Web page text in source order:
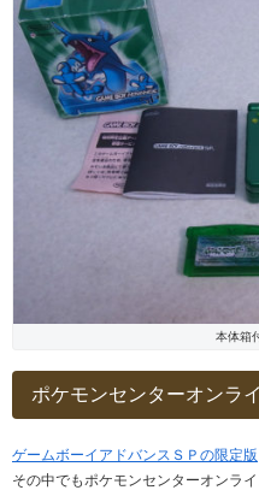
本体箱
ポケモンセンターオンラ
ゲームボーイアドバンスＳＰの限定版
その中でもポケモンセンターオンラ